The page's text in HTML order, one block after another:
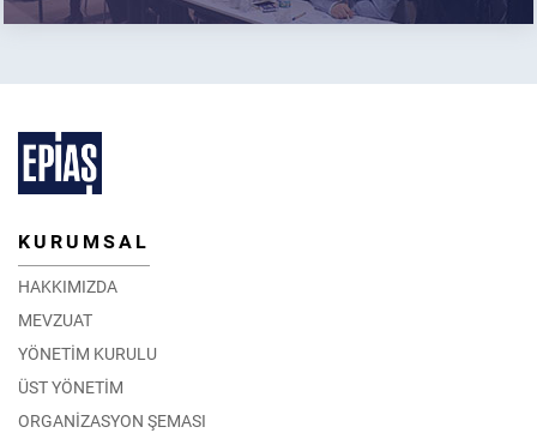
KURUMSAL
HAKKIMIZDA
MEVZUAT
YÖNETİM KURULU
ÜST YÖNETİM
ORGANİZASYON ŞEMASI